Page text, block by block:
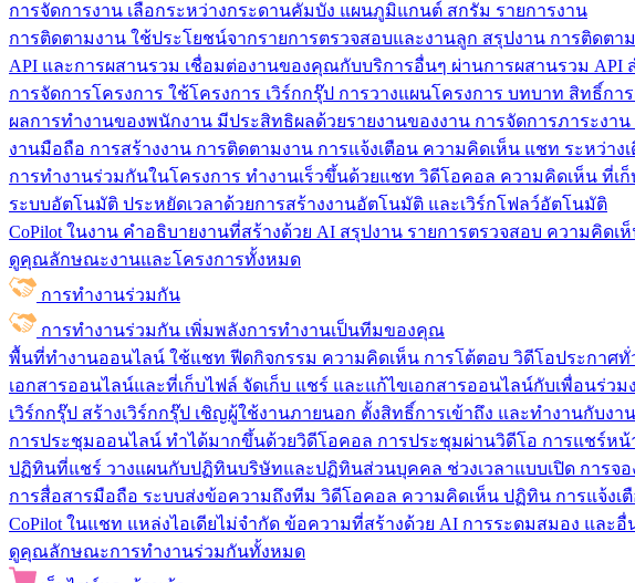
การจัดการงาน เลือกระหว่างกระดานคัมบัง แผนภูมิแกนต์ สกรัม รายการงาน
การติดตามงาน ใช้ประโยชน์จากรายการตรวจสอบและงานลูก สรุปงาน การติดต
API และการผสานรวม เชื่อมต่องานของคุณกับบริการอื่นๆ ผ่านการผสานรวม API
การจัดการโครงการ ใช้โครงการ เวิร์กกรุ๊ป การวางแผนโครงการ บทบาท สิทธิ์การ
ผลการทำงานของพนักงาน มีประสิทธิผลด้วยรายงานของงาน การจัดการภาระง
งานมือถือ การสร้างงาน การติดตามงาน การแจ้งเตือน ความคิดเห็น แชท ระหว่าง
การทำงานร่วมกันในโครงการ ทํางานเร็วขึ้นด้วยแชท วิดีโอคอล ความคิดเห็น ที่เ
ระบบอัตโนมัติ ประหยัดเวลาด้วยการสร้างงานอัตโนมัติ และเวิร์กโฟลว์อัตโนมัติ
CoPilot ในงาน คำอธิบายงานที่สร้างด้วย AI สรุปงาน รายการตรวจสอบ ความคิดเ
ดูคุณลักษณะงานและโครงการทั้งหมด
การทำงานร่วมกัน
การทำงานร่วมกัน เพิ่มพลังการทำงานเป็นทีมของคุณ
พื้นที่ทำงานออนไลน์ ใช้แชท ฟีดกิจกรรม ความคิดเห็น การโต้ตอบ วิดีโอประกาศ
เอกสารออนไลน์และที่เก็บไฟล์ จัดเก็บ แชร์ และแก้ไขเอกสารออนไลน์กับเพื่อนร่ว
เวิร์กกรุ๊ป สร้างเวิร์กกรุ๊ป เชิญผู้ใช้งานภายนอก ตั้งสิทธิ์การเข้าถึง และทำงานกับงา
การประชุมออนไลน์ ทำได้มากขึ้นด้วยวิดีโอคอล การประชุมผ่านวิดีโอ การแชร์ห
ปฏิทินที่แชร์ วางแผนกับปฏิทินบริษัทและปฏิทินส่วนบุคคล ช่วงเวลาแบบเปิด การจ
การสื่อสารมือถือ ระบบส่งข้อความถึงทีม วิดีโอคอล ความคิดเห็น ปฏิทิน การแจ้งเ
CoPilot ในแชท แหล่งไอเดียไม่จำกัด ข้อความที่สร้างด้วย AI การระดมสมอง และอื่
ดูคุณลักษณะการทำงานร่วมกันทั้งหมด